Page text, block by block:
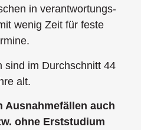
in verantwortungs­
wenig Zeit für feste
sind im Durchschnitt 44
alt.
Ausnahmefällen auch
ohne Erststudium